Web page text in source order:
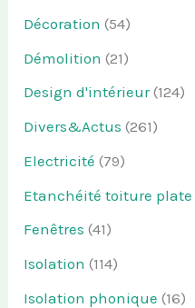
Décoration (54)
Démolition (21)
Design d'intérieur(124)
Divers&Actus (261)
Electricité (79)
Etanchéité toiture plate
Fenêtres (41)
Isolation (114)
Isolation phonique (16)